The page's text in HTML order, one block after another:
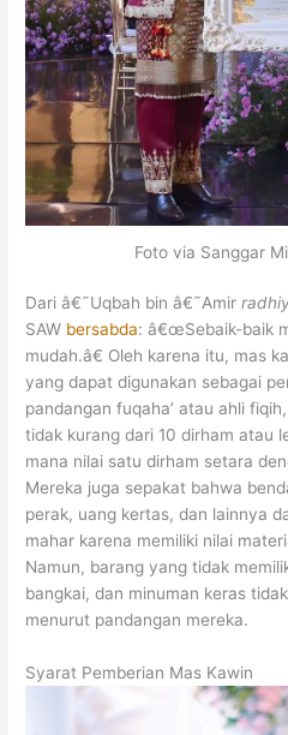
Foto via Sanggar
Dari â€˜Uqbah bin â€˜Amir
SAW bersabda: â€œSebaik-baik
mudah.â€ Oleh karena itu, mas
yang dapat digunakan sebagai
pandangan fuqaha’ atau ahli
tidak kurang dari 10 dirham atau
mana nilai satu dirham setara
Mereka juga sepakat bahwa
perak, uang kertas, dan lainnya
mahar karena memiliki nilai
Namun, barang yang tidak
bangkai, dan minuman keras
menurut pandangan mereka.
Syarat Pemberian Mas Kawin